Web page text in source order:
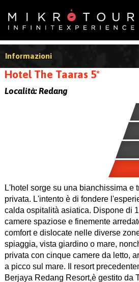
Informazioni
Hotel The Taaras 5*
Località:Redang
L'hotel sorge su una bianchissima e
privata. L'intento è di fondere
calda ospitalità asiatica. Dispone di
camere spaziose e finemente
comfort e dislocate nelle diverse
spiaggia, vista giardino o mare,
privata con cinque camere da letto,
a picco sul mare. Il resort
Berjaya Redang Resort,è gestito da